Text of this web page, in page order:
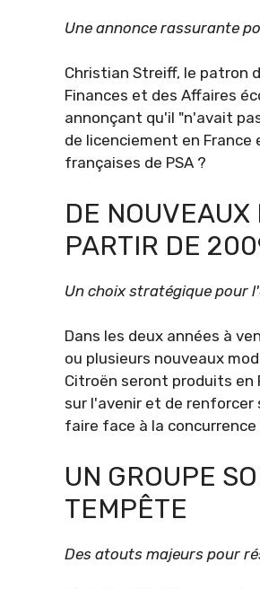
Une annonce rassurante
Christian Streiff, le patron
Finances et des Affaires
annonçant qu'il "n'avait
de licenciement en France
françaises de PSA ?
DE
PARTIR DE
Un choix stratégique pour
Dans les deux années à
ou plusieurs nouveaux
Citroën seront produits en
sur l'avenir et de
faire face à la
UN GROUPE
TEMPÊTE
Des atouts majeurs pour